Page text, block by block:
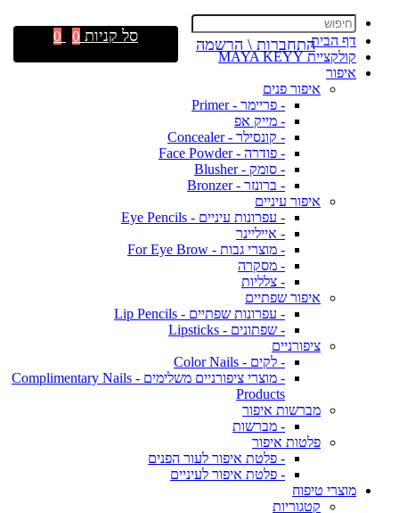
דף הבית
קולקציית MAYA KEYY
איפור
איפור פנים
- פריימר - Primer
- מייק אפ
- קונסילר - Concealer
- פודרה - Face Powder
- סומק - Blusher
- ברונזר - Bronzer
איפור עיניים
- עפרונות עיניים - Eye Pencils
- אייליינר
- מוצרי גבות - For Eye Brow
- מסקרה
- צלליות
איפור שפתיים
- עפרונות שפתיים - Lip Pencils
- שפתונים - Lipsticks
ציפורניים
- לקים - Color Nails
- מוצרי ציפורניים משלימים - Complimentary Nails
Products
מברשות איפור
- מברשות
פלטות איפור
- פלטת איפור לעור הפנים
- פלטת איפור לעיניים
מוצרי טיפוח
קטגוריות
התחברות \ הרשמה סל קניות 0
0